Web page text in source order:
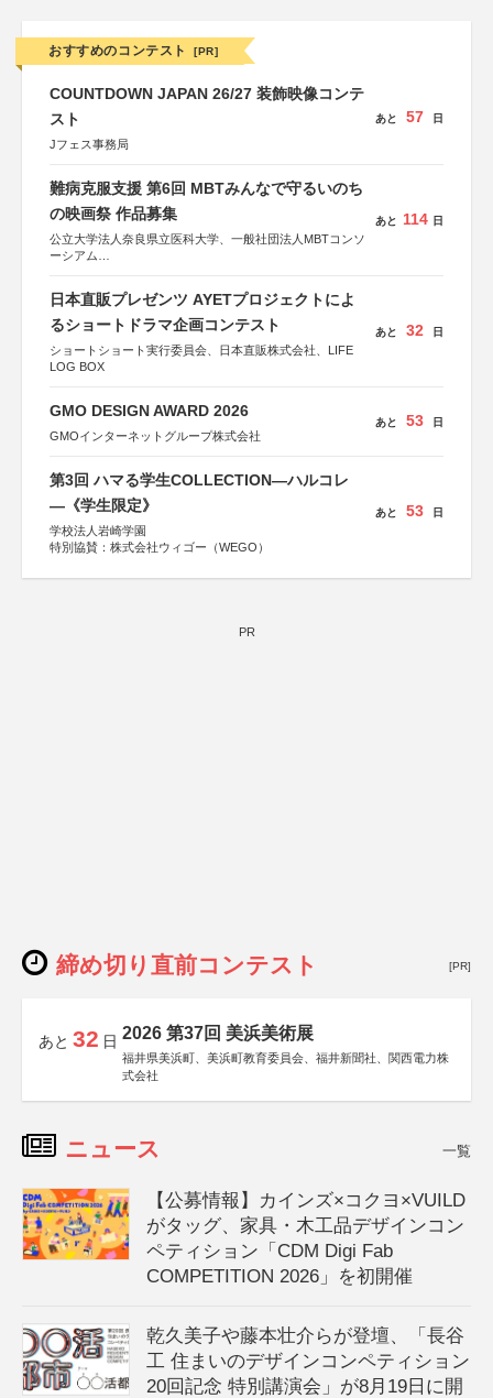
おすすめのコンテスト [PR]
COUNTDOWN JAPAN 26/27 装飾映像コンテ
スト
Jフェス事務局
あと 57 日
難病克服支援 第6回 MBTみんなで守るいのち
の映画祭 作品募集
公立大学法人奈良県立医科大学、一般社団法人MBTコンソ
ーシアム
協力：読売新聞社
後援：厚生労働省
文部科学省
日本経済団体連合会
関西経済連合会
関西文化学術研究都市推進機構
東京難病団体連絡協議会
あと 114 日
日本直販プレゼンツ AYETプロジェクトによ
るショートドラマ企画コンテスト
ショートショート実行委員会、日本直販株式会社、LIFE
LOG BOX
あと 32 日
GMO DESIGN AWARD 2026
GMOインターネットグループ株式会社
あと 53 日
第3回 ハマる学生COLLECTION―ハルコレ
―《学生限定》
学校法人岩崎学園
特別協賛：株式会社ウィゴー（WEGO）
あと 53 日
PR
締め切り直前コンテスト [PR]
あと 32 日 2026 第37回 美浜美術展
福井県美浜町、美浜町教育委員会、福井新聞社、関西電力株
式会社
ニュース 一覧
【公募情報】カインズ×コクヨ×VUILD
がタッグ、家具・木工品デザインコン
ペティション「CDM Digi Fab
COMPETITION 2026」を初開催
乾久美子や藤本壮介らが登壇、「長谷
工 住まいのデザインコンペティション
20回記念 特別講演会」が8月19日に開